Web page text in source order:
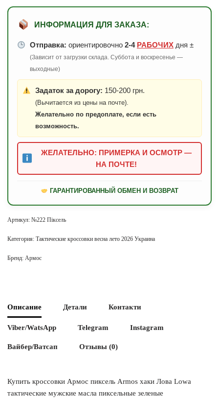
ИНФОРМАЦИЯ ДЛЯ ЗАКАЗА:
Отправка: ориентировочно 2-4 РАБОЧИХдня ±
(Зависит от загрузки склада. Суббота и воскресенье —
выходные)
Задаток за дорогу: 150-200 грн.
(Вычитается из цены на почте).
Желательно по предоплате, если есть
возможность.
ЖЕЛАТЕЛЬНО: ПРИМЕРКА И ОСМОТР —
НА ПОЧТЕ!
ГАРАНТИРОВАННЫЙ ОБМЕН И ВОЗВРАТ
Артикул: №222 Піксель
Категория: Тактические кроссовки весна лето 2026 Украина
Бренд: Армос
Описание Детали Контакти
Viber/WatsApp Telegram Instagram
Вайбер/Ватсап Отзывы (0)
Купить кроссовки Армос пиксель Armos хаки Лова Lowa
тактические мужские масла пиксельные зеленые